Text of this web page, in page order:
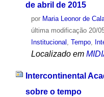
de abril de 2015
por Maria Leonor de
última modificação20/
Institucional , Tempo,
Localizado em
Intercontinental
sobre o tempo